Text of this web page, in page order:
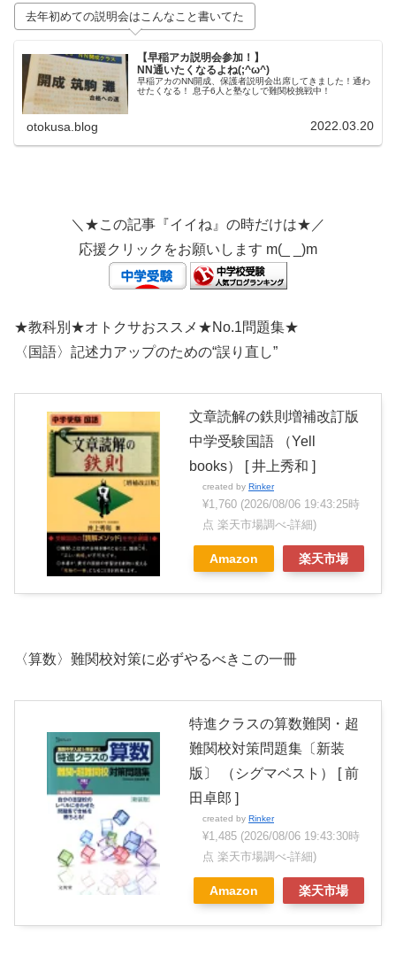
去年初めての説明会はこんなこと書いてた
【早稲アカ説明会参加！】
NN通いたくなるよね(;^ω^)
早稲アカのNN開成、保護者説明会出席してきました！通わ
せたくなる！ 息子6人と塾なしで難関校挑戦中！
otokusa.blog 2022.03.20
＼★この記事『イイね』の時だけは★／
応援クリックをお願いします m(_ _)m
★教科別★オトクサおススメ★No.1問題集★
〈国語〉記述力アップのための“誤り直し”
文章読解の鉄則増補改訂版
中学受験国語 （Yell
books） [ 井上秀和 ]
created by Rinker
¥1,760 (2026/08/06 19:43:25時
点 楽天市場調べ-詳細)
Amazon 楽天市場
〈算数〉難関校対策に必ずやるべきこの一冊
特進クラスの算数難関・超
難関校対策問題集〔新装
版〕 （シグマベスト） [ 前
田卓郎 ]
created by Rinker
¥1,485 (2026/08/06 19:43:30時
点 楽天市場調べ-詳細)
Amazon 楽天市場